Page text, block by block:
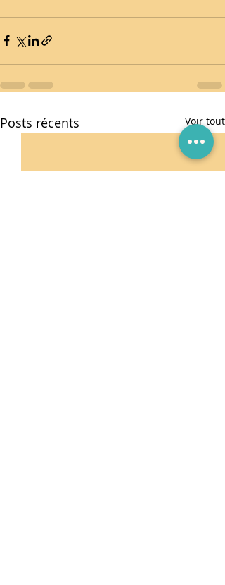
Posts récents Voir tout